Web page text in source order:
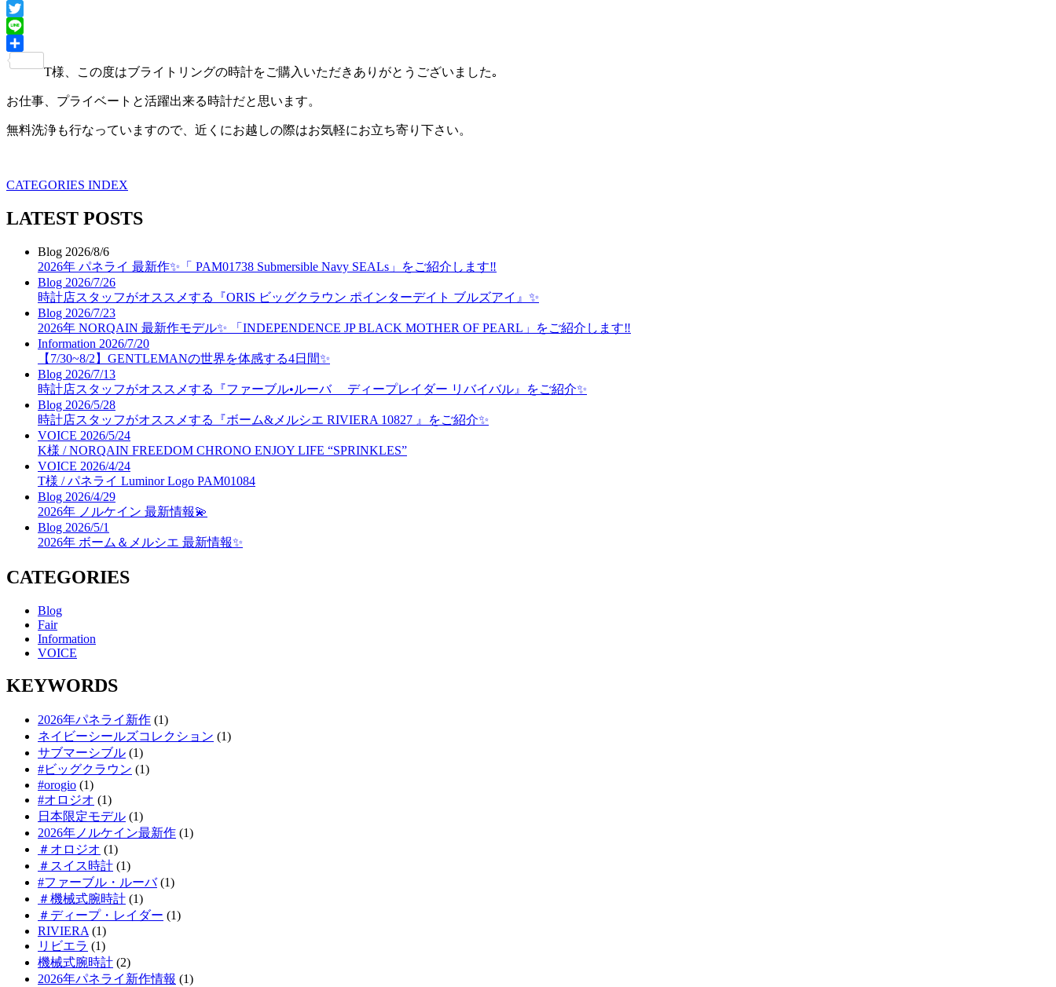
Facebook
Twitter
Line
有
T様、この度はブライトリングの時計をご購入いただきありがとうございました｡
お仕事、プライベートと活躍出来る時計だと思います。
無料洗浄も行なっていますので、近くにお越しの際はお気軽にお立ち寄り下さい。
CATEGORIES INDEX
LATEST POSTS
Blog 2026/8/6
2026年 パネライ 最新作✨「 PAM01738 Submersible Navy SEALs」をご紹介します‼️
Blog 2026/7/26
時計店スタッフがオススメする『ORIS ビッグクラウン ポインターデイト ブルズアイ』✨
Blog 2026/7/23
2026年 NORQAIN 最新作モデル✨ 「INDEPENDENCE JP BLACK MOTHER OF PEARL」をご紹介します‼️
Information 2026/7/20
【7/30~8/2】GENTLEMANの世界を体感する4日間✨
Blog 2026/7/13
時計店スタッフがオススメする『ファーブル•ルーバ ディープレイダー リバイバル』をご紹介✨
Blog 2026/5/28
時計店スタッフがオススメする『ボーム&メルシエ RIVIERA 10827 』をご紹介✨
VOICE 2026/5/24
K様 / NORQAIN FREEDOM CHRONO ENJOY LIFE “SPRINKLES”
VOICE 2026/4/24
T様 / パネライ Luminor Logo PAM01084
Blog 2026/4/29
2026年 ノルケイン 最新情報💫
Blog 2026/5/1
2026年 ボーム＆メルシエ 最新情報✨
CATEGORIES
Blog
Fair
Information
VOICE
KEYWORDS
2026年パネライ新作 (1)
ネイビーシールズコレクション (1)
サブマーシブル (1)
#ビッグクラウン (1)
#orogio (1)
#オロジオ (1)
日本限定モデル (1)
2026年ノルケイン最新作 (1)
＃オロジオ (1)
＃スイス時計 (1)
#ファーブル・ルーバ(1)
＃機械式腕時計 (1)
＃ディープ・レイダー (1)
RIVIERA (1)
リビエラ (1)
機械式腕時計 (2)
2026年パネライ新作情報 (1)